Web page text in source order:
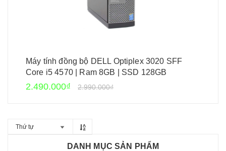
Máy tính đồng bộ DELL Optiplex 3020 SFF
Core i5 4570 | Ram 8GB | SSD 128GB
2.490.000₫ 2.990.000₫
Thứ tự
DANH MỤC SẢN PHẨM